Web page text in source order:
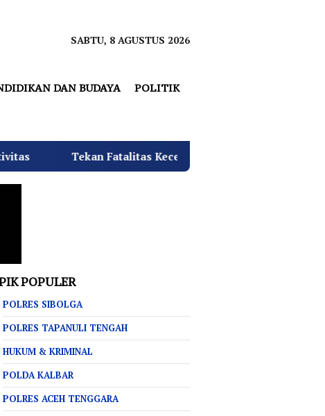
SABTU, 8 AGUSTUS 2026
DAN BUDAYA POLITIK
Fatalitas Kecelakaan, SMKN 3 Rantau Utara Gelar
POPULER
POLRES SIBOLGA
POLRES TAPANULI TENGAH
HUKUM & KRIMINAL
POLDA KALBAR
POLRES ACEH TENGGARA